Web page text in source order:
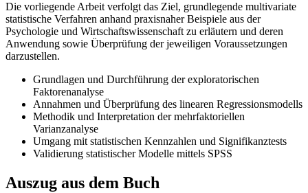
Die vorliegende Arbeit verfolgt das Ziel, grundlegende multivariate
statistische Verfahren anhand praxisnaher Beispiele aus der
Psychologie und Wirtschaftswissenschaft zu erläutern und deren
Anwendung sowie Überprüfung der jeweiligen Voraussetzungen
darzustellen.
Grundlagen und Durchführung der exploratorischen
Faktorenanalyse
Annahmen und Überprüfung des linearen Regressionsmodells
Methodik und Interpretation der mehrfaktoriellen
Varianzanalyse
Umgang mit statistischen Kennzahlen und Signifikanztests
Validierung statistischer Modelle mittels SPSS
Auszug aus dem Buch